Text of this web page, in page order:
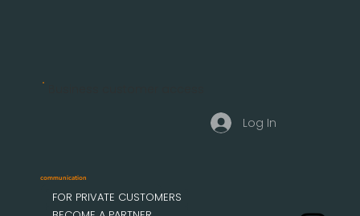
communication
FOR PRIVATE CUSTOMERS
Log In